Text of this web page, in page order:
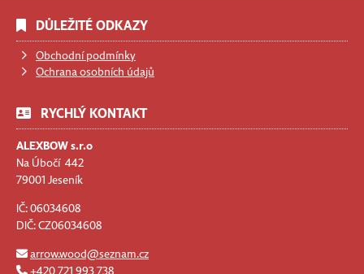
DŮLEŽITÉ ODKAZY
Obchodní podmínky
Ochrana osobních údajů
RYCHLÝ KONTAKT
ALEXBOW s.r.o
Na Úbočí 442
79001 Jeseník
IČ: 06034608
DIČ: CZ06034608
arrow.wood@seznam.cz
+420 721 993 738